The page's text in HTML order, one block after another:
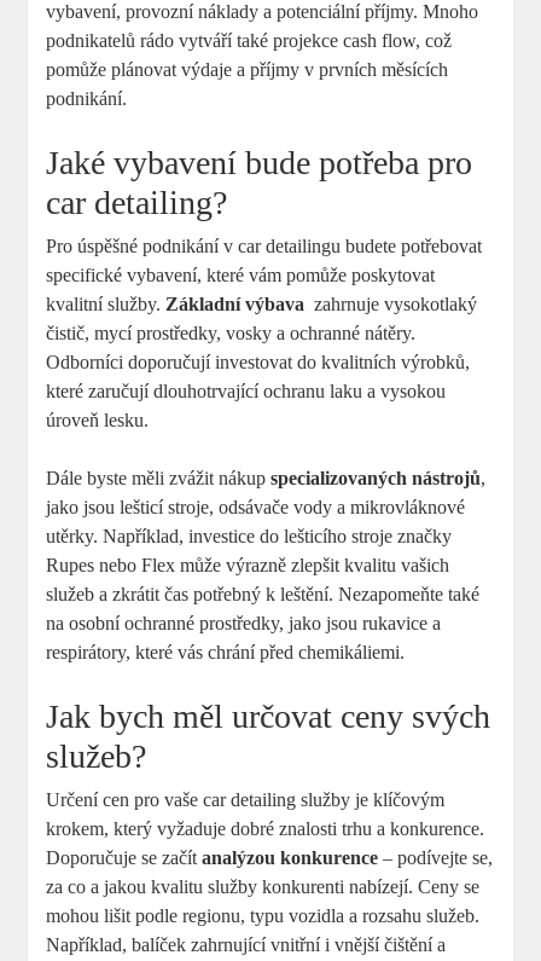
vybavení, provozní náklady a‍ potenciální příjmy. Mnoho
podnikatelů ‍rádo vytváří‍ také⁤ projekce cash flow, ⁤což​
pomůže plánovat výdaje a příjmy​ v prvních měsících
podnikání.
Jaké vybavení ⁢bude potřeba pro
car detailing?
Pro úspěšné podnikání v⁢ car detailingu budete potřebovat
specifické vybavení, které vám pomůže poskytovat
kvalitní služby. Základní výbava ‍ zahrnuje ⁣vysokotlaký
čistič, mycí prostředky, vosky ‍a ochranné nátěry.
Odborníci doporučují investovat do kvalitních výrobků,
které zaručují ​dlouhotrvající ochranu laku ‌a vysokou
úroveň lesku.
Dále byste ‌měli zvážit ‍nákupspecializovaných nástrojů,
jako jsou lešticí stroje, odsávače vody a⁢ mikrovláknové
utěrky. Například, investice do lešticího stroje značky
Rupes nebo Flex ⁢může výrazně zlepšit​ kvalitu vašich
služeb a zkrátit čas potřebný k leštění. Nezapomeňte také
na osobní ochranné prostředky, ⁣jako jsou⁣ rukavice a
respirátory, které vás chrání před chemikáliemi.
Jak bych měl určovat ceny‌ svých
služeb?
Určení ‌cen pro vaše car detailing služby je klíčovým
krokem, ‍který vyžaduje dobré znalosti trhu a konkurence.
Doporučuje se začítanalýzou konkurence – ​podívejte se,
za ‍co a jakou kvalitu služby konkurenti nabízejí. Ceny se
mohou lišit⁣ podle regionu, typu vozidla⁢ a rozsahu služeb.
Například, balíček zahrnující vnitřní i vnější čištění a